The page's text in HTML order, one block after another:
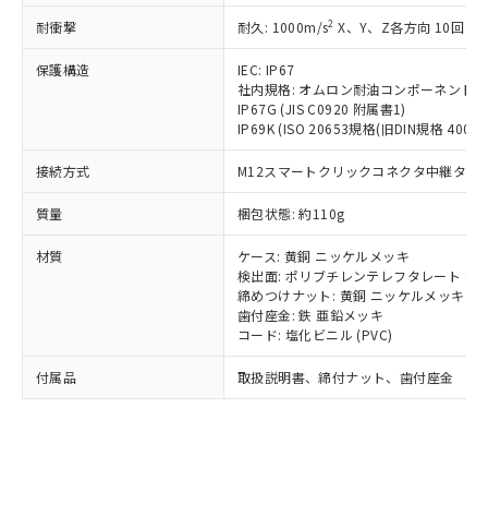
耐衝撃 耐久: 1000m/s2 X、Y、Z各方向 10回
保護構造
IEC: IP67
社内規格: オムロン耐油コンポーネント
IP67G (JIS C0920 附属書1)
IP69K (ISO 20653規格(旧DIN規格
接続方式 M12スマートクリックコネクタ中継タイ
質量 梱包状態: 約110g
材質
ケース: 黄銅 ニッケルメッキ
検出面: ポリブチレンテレフタレート
締めつけナット: 黄銅 ニッケルメッキ
歯付座金: 鉄 亜鉛メッキ
コード: 塩化ビニル (PVC)
付属品 取扱説明書、締付ナット、歯付座金
タに基づき作成されるものであり、閲
覧された時点での実際の在庫および標
準価格とは異なる場合があることをご
正式な納期状況および標準価格はお客
様のお取引先、またはお客様担当のオ
ムロン制御機器販売店・当社販売員に
オムロン制御機器販売店や当社販売拠
販売ネットワーク
」をご確認
在庫状況および標準価格結果を当社の
事前の承諾なく第三者に漏洩または開
示しないようお願いします。
マイパーツ機能（部品リスト作成サー
ビス）をご利用いただくには、I-Web
鉛(Pb) 1000ppm以下、 水銀(Hg) 1000ppm以下、 カド
ミウム(Cd) 100ppm以下、
六価クロム(Cr(Ⅵ)) 1000ppm以下、ポリ臭化ビフェニル
類(PBB) 1000ppm以下、ポリ臭化ジフェニルエーテル類
(PBDE) 1000ppm以下、フタル酸ビス(2-エチルヘキシ
ル) (DEHP)(別名：DOP) 1000ppm以下、フタル酸ブチ
ルベンジル（BBP） 1000ppm以下、フタル酸ジブチル
（DBP） 1000ppm以下、フタル酸ジイソブチル
(DIBP) 1000ppm以下
但し、RoHS指令で産業用監視および制御機器に対する
フタル酸エステル類の４物質については閾値を超える意
部品在庫の切り替え状況などにより、予定
月が前後することがあります。
*中国RoHS10物質の基準値 (GB/T26572)：
Pb(鉛) :1000ppm、 Hg(水銀) : 1000ppm、 Cd(カドミウ
ム) : 100ppm、
Cr(Ⅵ)(六価クロム) : 1000ppm、 PBBs(ポリ臭化ビフェ
ニル類) : 1000ppm、 PBDEs(ポリ臭化ジフェニルエーテ
DBP(フタル酸ジブチル) : 1000ppm、 DIBP(フタル酸ジ
イソブチル) : 1000ppm、 BBP(フタル酸ブチルベンジ
ル) : 1000ppm、
DEHP(フタル酸ビス(2-エチルヘキシル)) : 1000ppm
※2 環境保護使用期限
「ｅ」：有害物質（10物質）のすべてが基
準値以下であることを示します。
「10」：通常の使用状況下において有害物
質が外部に漏えいし、環境に深刻な影響を
及ぼさない年数を意味します。
「－」：未確認です。当社販売部門へお問
または国外への提供する場合は、日本
国政府の輸出許可(または役務取引許
可)を取得するなどの必要な手続きを
当社は規制貨物を破棄する場合は、完
全に破砕するなど、違法に輸出されな
いよう必要な手段を講じます。
当社は貴社製品を、核兵器、ミサイ
ル、化学兵器、生物兵器またはその他
武器並びにこれらの製造装置等に一切
使用いたしません。
当社は、貴社製品を第三者に販売する
場合は、上記1、2および3の内容を当
該第三者に通知します。また当社は、
販売先および販売に係わる関係者が違
法に輸出するおそれがある場合は、取
り引きをいたしません。
一定数以上の在庫あり
一定数には満たないが在庫あり
在庫なし(最新の在庫状況につ
いては、お客様のお取引先、ま
たはお客様担当のオムロン制御
機器販売店・当社販売員にご確
認ください)
受注生産機種、また在庫状況の
情報を公開していない機種